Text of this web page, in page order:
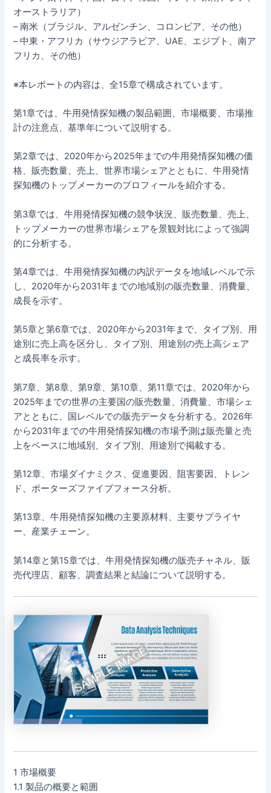
オーストラリア）
– 南米（ブラジル、アルゼンチン、コロンビア、その他）
– 中東・アフリカ（サウジアラビア、UAE、エジプト、南ア
フリカ、その他）
※本レポートの内容は、全15章で構成されています。
第1章では、牛用発情探知機の製品範囲、市場概要、市場推
計の注意点、基準年について説明する。
第2章では、2020年から2025年までの牛用発情探知機の価
格、販売数量、売上、世界市場シェアとともに、牛用発情
探知機のトップメーカーのプロフィールを紹介する。
第3章では、牛用発情探知機の競争状況、販売数量、売上、
トップメーカーの世界市場シェアを景観対比によって強調
的に分析する。
第4章では、牛用発情探知機の内訳データを地域レベルで示
し、2020年から2031年までの地域別の販売数量、消費量、
成長を示す。
第5章と第6章では、2020年から2031年まで、タイプ別、用
途別に売上高を区分し、タイプ別、用途別の売上高シェア
と成長率を示す。
第7章、第8章、第9章、第10章、第11章では、2020年から
2025年までの世界の主要国の販売数量、消費量、市場シェ
アとともに、国レベルでの販売データを分析する。2026年
から2031年までの牛用発情探知機の市場予測は販売量と売
上をベースに地域別、タイプ別、用途別で掲載する。
第12章、市場ダイナミクス、促進要因、阻害要因、トレン
ド、ポーターズファイブフォース分析。
第13章、牛用発情探知機の主要原材料、主要サプライヤ
ー、産業チェーン。
第14章と第15章では、牛用発情探知機の販売チャネル、販
売代理店、顧客、調査結果と結論について説明する。
1 市場概要
1.1 製品の概要と範囲